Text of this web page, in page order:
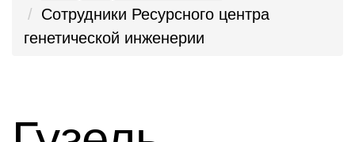
Сотрудники Ресурсного центра
генетической инженерии